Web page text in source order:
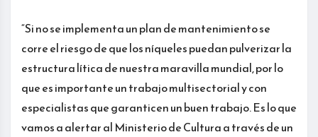
“Si no se implementa un plan de mantenimiento se
corre el riesgo de que los níqueles puedan pulverizar la
estructura lítica de nuestra maravilla mundial, por lo
que es importante un trabajo multisectorial y con
especialistas que garanticen un buen trabajo. Es lo que
vamos a alertar al Ministerio de Cultura a través de un